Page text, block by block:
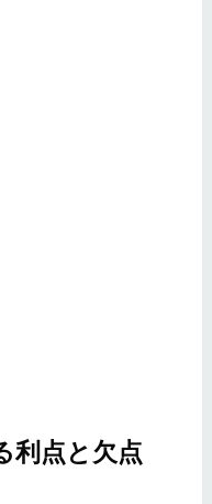
利点と欠点